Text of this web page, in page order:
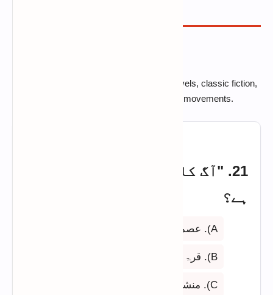
Test your knowledge on landmark Urdu novels, classic fiction,
origin of genre styles, and historical literary movements.
21. "آگ کا دریا" کس کا ناول
ہے؟
A). عصمت چغتائی
B). قرۃ العین حیدر
C). منشی پریم چند